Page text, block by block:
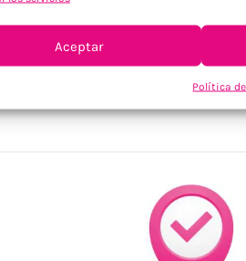
Aceptar
Política